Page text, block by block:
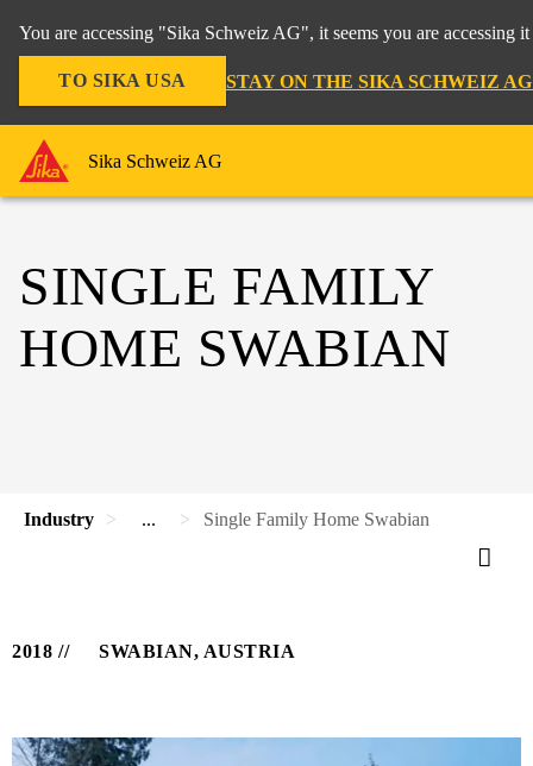
You are accessing "Sika Schweiz AG", it seems you are
TO SIKA USA STAY ON THE SIKA SCHWEIZ
Sika Schweiz AG
SINGLE FAMILY
HOME SWABIAN
Industry ... Single Family Home Swabian
2018 SWABIAN, AUSTRIA